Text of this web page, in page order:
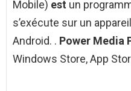
Mobile) est un
s’exécute sur un
Android. . Power Media
Windows Store, App